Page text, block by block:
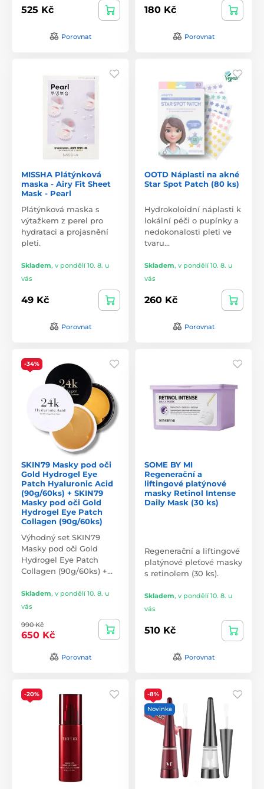
525 Kč
Porovnat
180 Kč
Porovnat
MISSHA Plátýnková
maska - Airy Fit Sheet
Mask - Pearl
Plátýnková maska s
výtažkem z perel pro
hydrataci a projasnění
pleti.
Skladem, v pondělí 10. 8. u
vás
49 Kč
Porovnat
OOTD Náplasti na akné
Star Spot Patch (80 ks)
Hydrokoloidní náplasti k
lokální péči o pupínky a
nedokonalosti pleti ve
tvaru…
Skladem, v pondělí 10. 8. u
vás
260 Kč
Porovnat
-34%
SKIN79 Masky pod oči
Gold Hydrogel Eye
Patch Hyaluronic Acid
(90g/60ks) + SKIN79
Masky pod oči Gold
Hydrogel Eye Patch
Collagen (90g/60ks)
Výhodný set SKIN79
Masky pod oči Gold
Hydrogel Eye Patch
Collagen (90g/60ks) +…
Skladem, v pondělí 10. 8. u
vás
990 Kč
650 Kč
Porovnat
SOME BY MI
Regenerační a
liftingové platýnové
masky Retinol Intense
Daily Mask (30 ks)
Regenerační a liftingové
platýnové pleťové masky
s retinolem (30 ks).
Skladem, v pondělí 10. 8. u
vás
510 Kč
Porovnat
-20%
-8%
Novinka